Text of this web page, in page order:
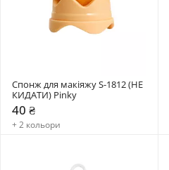
Спонж для макіяжу S-1812 (НЕ
КИДАТИ) Pinky
40 ₴
+ 2 кольори